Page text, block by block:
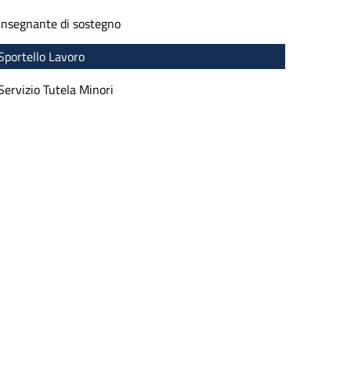
di sostegno
Lavoro
Tutela Minori